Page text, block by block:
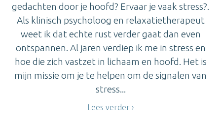
gedachten door je hoofd? Ervaar je vaak stress?.
Als klinisch psycholoog en relaxatietherapeut
weet ik dat echte rust verder gaat dan even
ontspannen. Al jaren verdiep ik me in stress en
hoe die zich vastzet in lichaam en hoofd. Het is
mijn missie om je te helpen om de signalen van
stress...
Lees verder